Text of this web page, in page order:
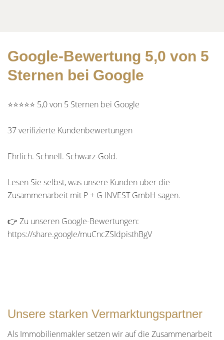
Google-Bewertung 5,0 von 5
Sternen bei Google
⭐⭐⭐⭐⭐ 5,0 von 5 Sternen bei Google
37 verifizierte Kundenbewertungen
Ehrlich. Schnell. Schwarz-Gold.
Lesen Sie selbst, was unsere Kunden über die
Zusammenarbeit mit P + G INVEST GmbH sagen.
👉 Zu unseren Google-Bewertungen:
https://share.google/muCncZSIdpisthBgV
Unsere starken Vermarktungspartner
Als Immobilienmakler setzen wir auf die Zusammenarbeit